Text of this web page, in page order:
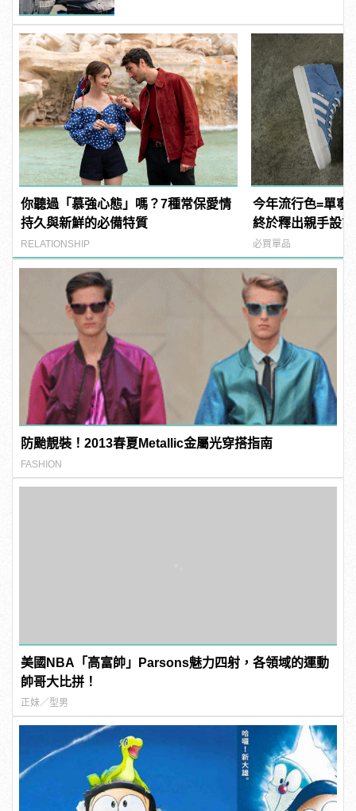
你聽過「慕強心態」嗎？7種常保愛情
持久與新鮮的必備特質
RELATIONSHIP
今年流行色=單
終於釋出親手設
板鞋！
必買單品
防颱靚裝！2013春夏Metallic金屬光穿搭指南
FASHION
美國NBA「高富帥」Parsons魅力四射，各領域的運動
帥哥大比拼！
正妹／型男